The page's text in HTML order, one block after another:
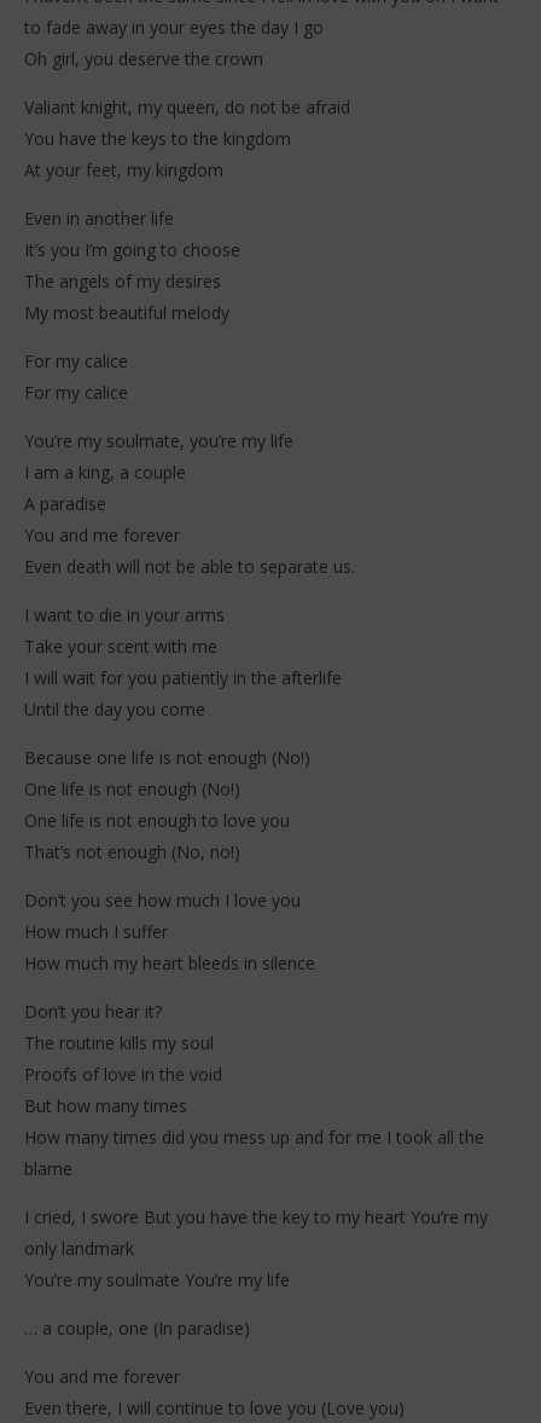
to fade away in your eyes the day I go
Oh girl, you deserve the crown
Valiant knight, my queen, do not be afraid
You have the keys to the kingdom
At your feet, my kingdom
Even in another life
It’s you I’m going to choose
The angels of my desires
My most beautiful melody
For my calice
For my calice
You’re my soulmate, you’re my life
I am a king, a couple
A paradise
You and me forever
Even death will not be able to separate us.
I want to die in your arms
Take your scent with me
I will wait for you patiently in the afterlife
Until the day you come
Because one life is not enough (No!)
One life is not enough (No!)
One life is not enough to love you
That’s not enough (No, no!)
Don’t you see how much I love you
How much I suffer
How much my heart bleeds in silence
Don’t you hear it?
The routine kills my soul
Proofs of love in the void
But how many times
How many times did you mess up and for me I took all the
blame
I cried, I swore But you have the key to my heart You’re my
only landmark
You’re my soulmate You’re my life
… a couple, one (In paradise)
You and me forever
Even there, I will continue to love you (Love you)